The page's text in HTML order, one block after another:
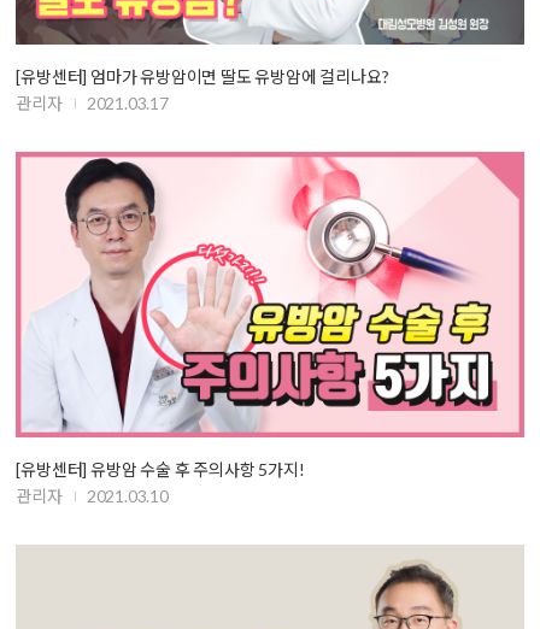
[유방센터] 엄마가 유방암이면 딸도 유방암에 걸리나요?
관리자
2021.03.17
[유방센터] 유방암 수술 후 주의사항 5가지!
관리자
2021.03.10